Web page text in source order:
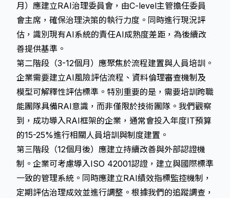
月）應建立RAI治理委員會，由C-level主管擔任委員
會主席，確保治理決策的執行力度。同時進行現況評
估，識別現有AI系統的責任AI成熟度差距，為後續改
善提供基準。
第二階段（3-12個月）應聚焦於流程建置與人員培訓。
企業需要建立AI風險評估流程、資料倫理審查機制及
模型可解釋性評估標準。特別重要的是，需要培訓跨職
能團隊具備RAI意識，而非僅限於技術團隊。我們觀察
到，成功導入RAI框架的企業，通常會投入年度IT預算
的15-25%進行相關人員培訓與制度建置。
第三階段（12個月後）應建立持續改善與外部認證機
制。企業可考慮導入ISO 42001認證，建立與國際標準
一致的管理系統。同時應建立RAI績效指標監控機制，
定期評估治理成效並進行調整。根據我們的追蹤調查，